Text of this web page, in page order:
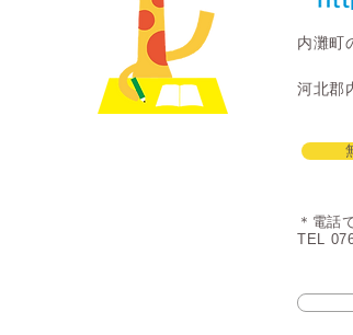
内灘町
河北郡
＊電話
TEL